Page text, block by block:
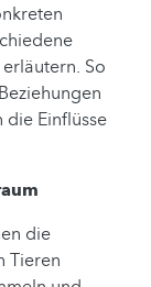
So
die Einflüsse
die
Tieren